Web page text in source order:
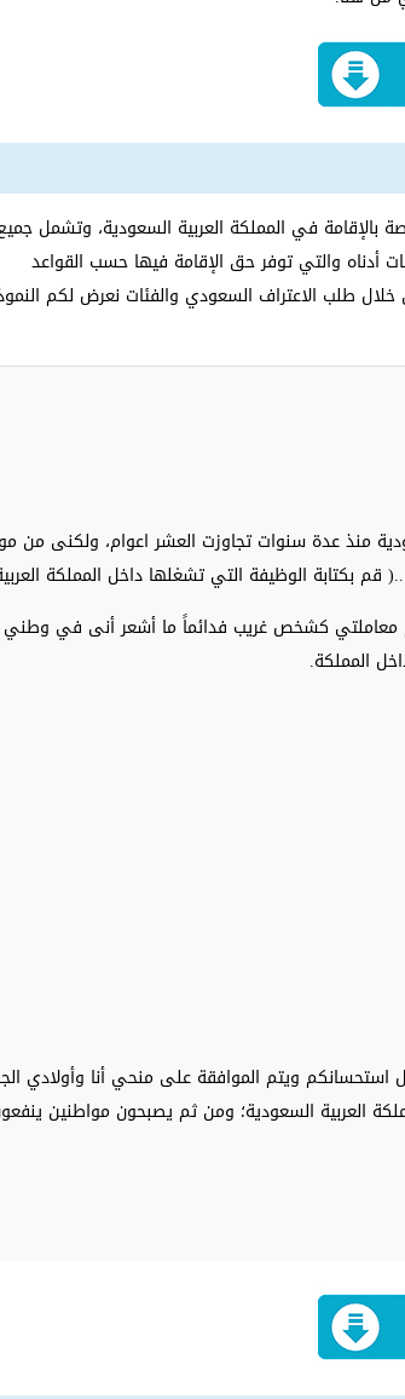
بالإقامة في المملكة العربية السعودية، وتشمل
أدناه والتي توفر حق الإقامة فيها حسب القواعد
طلب الاعتراف السعودي والفئات نعرض لكم
منذ عدة سنوات تجاوزت العشر اعوام، ولكنى من
الوظيفة التي تشغلها داخل المملكة العربية
معاملتي كشخص غريب فدائماً ما أشعر أنى في
المملكة.
استحسانكم ويتم الموافقة على منحي أنا وأولادي
السعودية؛ ومن ثم يصبحون مواطنين